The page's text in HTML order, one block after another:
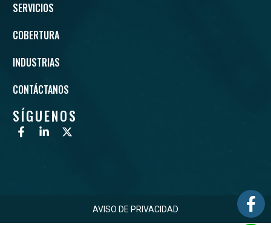
SERVICIOS
COBERTURA
INDUSTRIAS
CONTÁCTANOS
SÍGUENOS
AVISO DE PRIVACIDAD